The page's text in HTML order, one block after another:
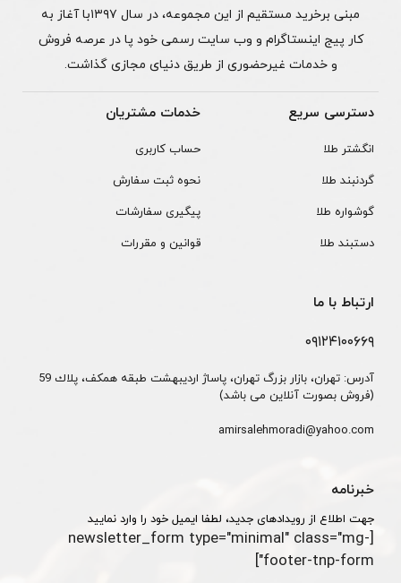
مبنی برخرید مستقیم از این مجموعه، در سال ۱۳۹۷با آغاز به
کار پیج اینستاگرام و وب سایت رسمی خود پا در عرصه فروش
و خدمات غیرحضوری از طریق دنیای مجازی گذاشت.
دسترسی سریع
انگشتر طلا
گردنبند طلا
گوشواره طلا
دستبند طلا
خدمات مشتریان
حساب کاربری
نحوه ثبت سفارش
پیگیری سفارشات
قوانین و مقررات
ارتباط با ما
۰۹۱۲۴۱۰۰۶۶۹
آدرس: تهران، بازار بزرگ تهران، پاساژ ارديبهشت طبقه همكف، پلاك 59
(فروش بصورت آنلاین می باشد)
amirsalehmoradi@yahoo.com
خبرنامه
جهت اطلاع از رویدادهای جدید، لطفا ایمیل خود را وارد نمایید
[newsletter_form type="minimal" class="mg-
footer-tnp-form"]